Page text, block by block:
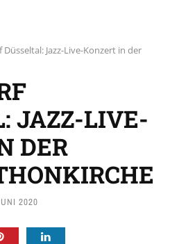
Düsseltal: Jazz-Live-Konzert in der
JAZZ-LIVE-
DER
2020